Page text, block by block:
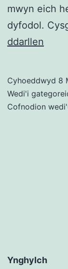
mwyn eich
dyfodol.
ddarllen
gael
ar
Cyhoeddwyd 8
Wedi'i
Cofnodion
Ynghylch